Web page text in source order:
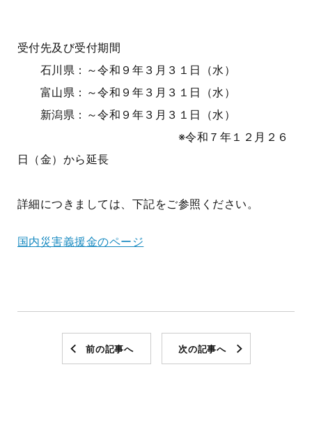
受付先及び受付期間
石川県：～令和９年３月３１日（水）
富山県：～令和９年３月３１日（水）
新潟県：～令和９年３月３１日（水）
※令和７年１２月２６
日（金）から延長
詳細につきましては、下記をご参照ください。
国内災害義援金のページ
前の記事へ 次の記事へ